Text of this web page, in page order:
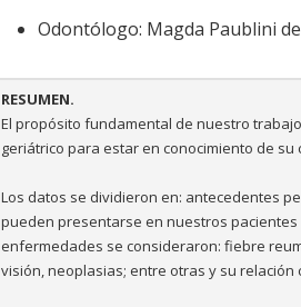
Odontólogo: Magda Paublini
RESUMEN.
El propósito fundamental de nuestro
geriátrico para estar en conocimiento de
Los datos se dividieron en: antecedentes
pueden presentarse en nuestros
enfermedades se consideraron: fiebre
visión, neoplasias; entre otras y su relación